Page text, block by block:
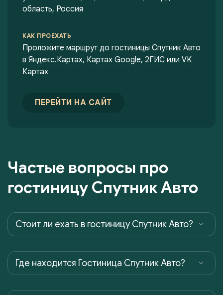
область, Россия
КАК ПРОЕХАТЬ
Проложите маршрут до гостиницы Спутник Авто
в Яндекс.Картах, Картах Google, 2ГИС или VK
Картах
ПЕРЕЙТИ НА САЙТ
Частые вопросы про
гостиницу Спутник Авто
Cтоит ли ехать в гостиницу Спутник Авто?
Где находится Гостиница Спутник Авто?